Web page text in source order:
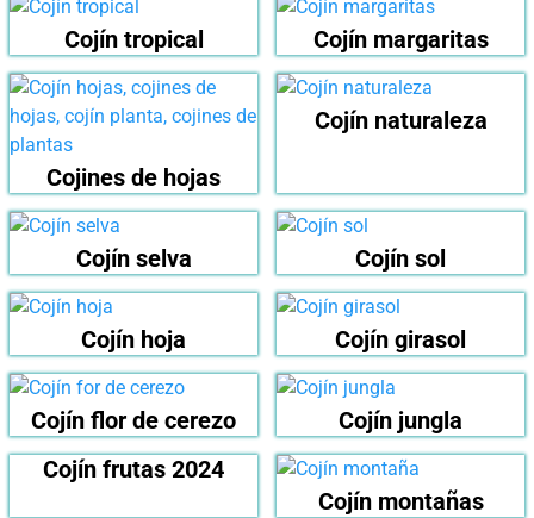
Cojín tropical Cojín margaritas
Cojines de hojas
Cojín naturaleza
Cojín selva Cojín sol
Cojín hoja Cojín girasol
Cojín flor de cerezo
Cojín jungla
Cojín frutas 2024
Cojín montañas